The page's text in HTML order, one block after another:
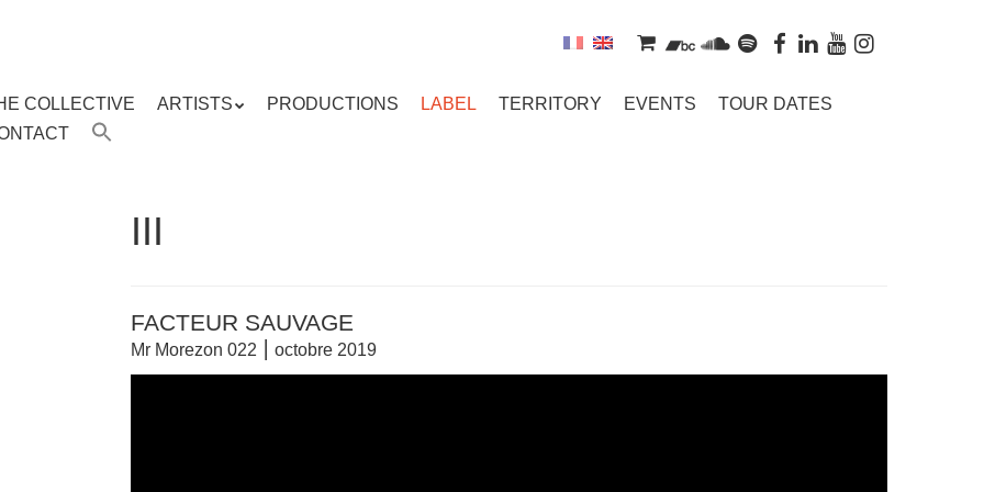
COLLECTIVE ARTISTS PRODUCTIONS LABEL TERRITORY EVENTS
TOUR DATES
III
FACTEUR SAUVAGE
Mr Morezon 022 ⎮ octobre 2019